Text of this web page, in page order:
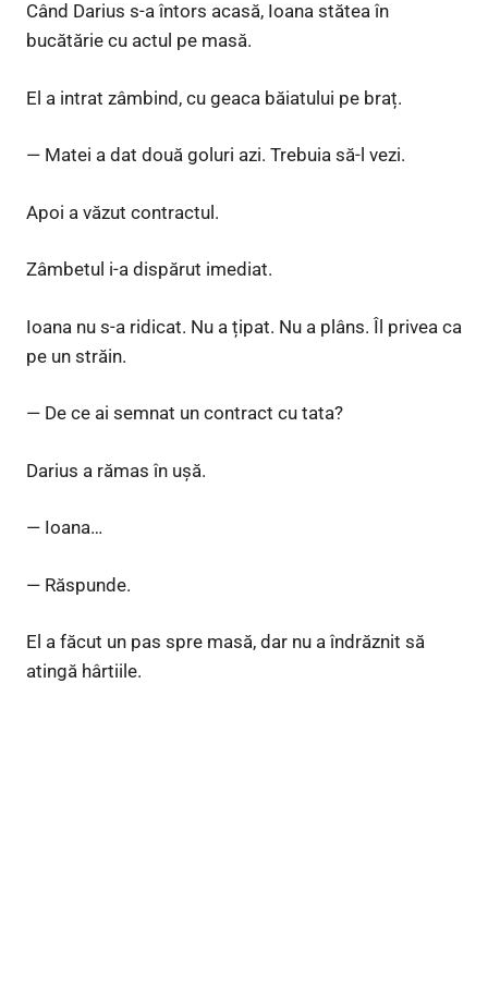
Când Darius s-a întors acasă, Ioana stătea în
bucătărie cu actul pe masă.
El a intrat zâmbind, cu geaca băiatului pe braț.
— Matei a dat două goluri azi. Trebuia să-l vezi.
Apoi a văzut contractul.
Zâmbetul i-a dispărut imediat.
Ioana nu s-a ridicat. Nu a țipat. Nu a plâns. Îl privea ca
pe un străin.
— De ce ai semnat un contract cu tata?
Darius a rămas în ușă.
— Ioana…
— Răspunde.
El a făcut un pas spre masă, dar nu a îndrăznit să
atingă hârtiile.